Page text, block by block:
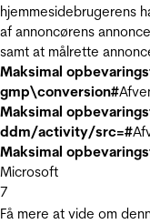
hjemmesidebrugerens
af annoncørens
samt at målrette
Maksimal
gmp\conversion#
Maksimal
ddm/activity/src=#
Maksimal
Microsoft
7
Få mere at vide om